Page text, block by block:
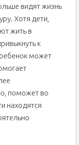
видят жизнь
Хотя дети,
жить в
к
может
поможет во
находятся